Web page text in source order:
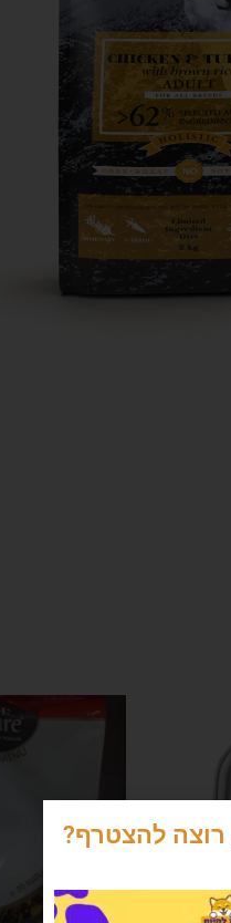
רוצה להצטרף?